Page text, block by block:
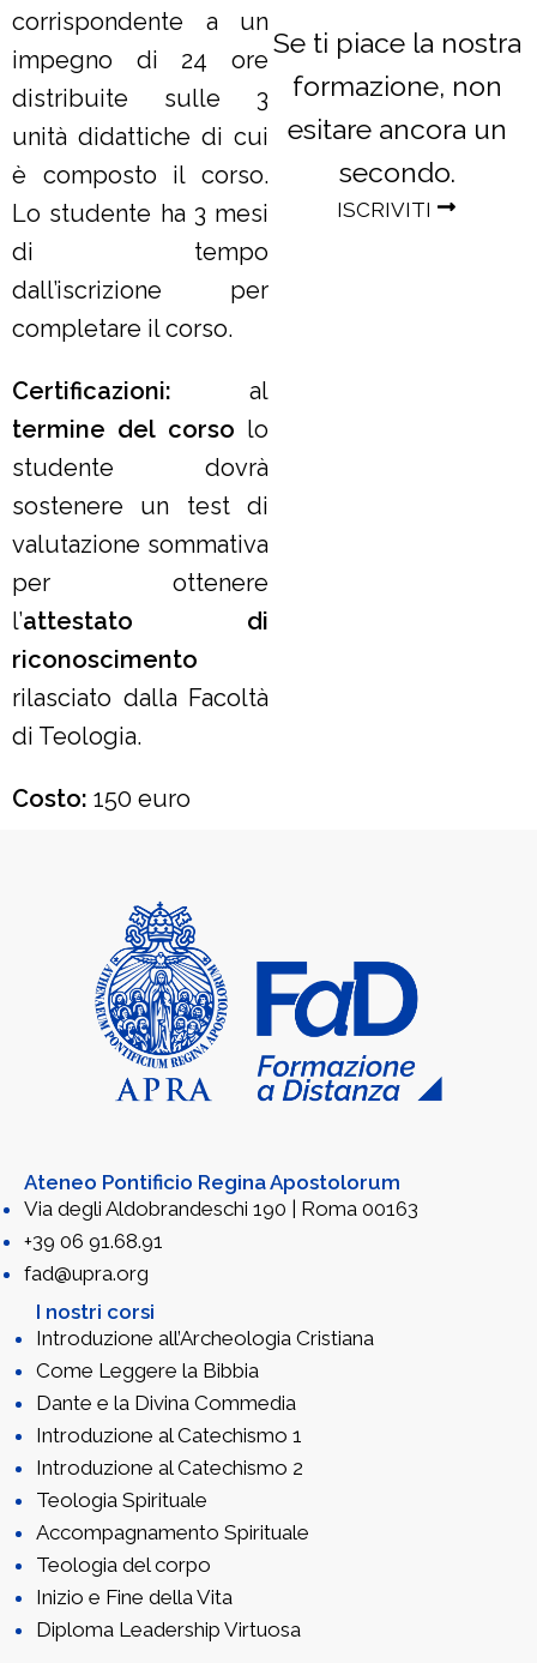
corrispondente a un
impegno di 24 ore
distribuite sulle 3
unità didattiche di cui
è composto il corso.
Lo studente ha 3 mesi
di tempo
dall’iscrizione per
completare il corso.
Certificazioni: al
termine del corso lo
studente dovrà
sostenere un test di
valutazione sommativa
per ottenere
l’attestato di
riconoscimento
rilasciato dalla Facoltà
di Teologia.
Costo: 150 euro
Se ti piace la nostra
formazione, non
esitare ancora un
secondo.
ISCRIVITI
Ateneo Pontificio Regina Apostolorum
Via degli Aldobrandeschi 190 | Roma 00163
+39 06 91.68.91
fad@upra.org
I nostri corsi
Introduzione all’Archeologia Cristiana
Come Leggere la Bibbia
Dante e la Divina Commedia
Introduzione al Catechismo 1
Introduzione al Catechismo 2
Teologia Spirituale
Accompagnamento Spirituale
Teologia del corpo
Inizio e Fine della Vita
Diploma Leadership Virtuosa